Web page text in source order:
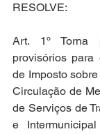
RESOLVE:
Art. 1º Torna
provisórios
de Imposto
Circulação de
de Serviços de
e